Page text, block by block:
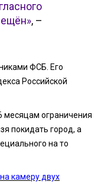
, –
ФСБ. Его
Российской
месяцам ограничения
покидать город, а
на то
камеру двух